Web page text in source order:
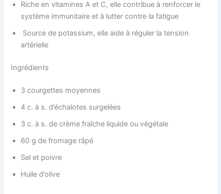
Riche en vitamines A et C, elle contribue à renforcer le
système immunitaire et à lutter contre la fatigue
Source de potassium, elle aide à réguler la tension
artérielle
Ingrédients
3 courgettes moyennes
4 c. à s. d’échalotes surgelées
3 c. à s. de crème fraîche liquide ou végétale
60 g de fromage râpé
Sel et poivre
Huile d’olive